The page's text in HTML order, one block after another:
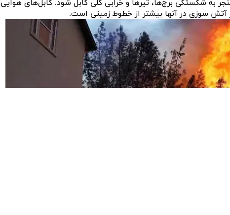
به شکستگی برج‌ها، تیرها و خرابی کلی کابل شود. کابل‌های هوایی
سوزی در آنها بیشتر از خطوط زمینی است.